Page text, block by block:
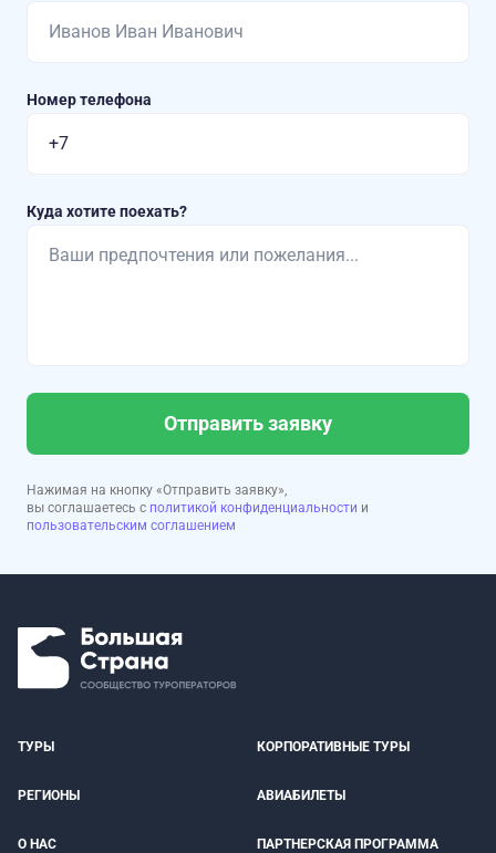
Номер телефона
Куда хотите поехать?
Отправить заявку
Нажимая на кнопку «Отправить заявку»,
вы соглашаетесь с политикой конфиденциальности и
пользовательским соглашением
ТУРЫ КОРПОРАТИВНЫЕ ТУРЫ
РЕГИОНЫ АВИАБИЛЕТЫ
О НАС ПАРТНЕРСКАЯ ПРОГРАММА